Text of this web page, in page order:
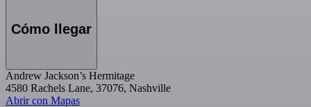
Cómo llegar
Andrew Jackson’s Hermitage
4580 Rachels Lane, 37076, Nashville
Abrir con Mapas